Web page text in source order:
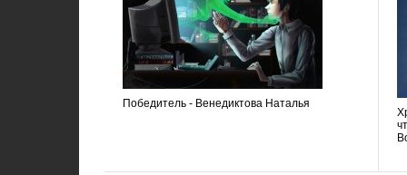
Победитель - Венедиктова Наталья